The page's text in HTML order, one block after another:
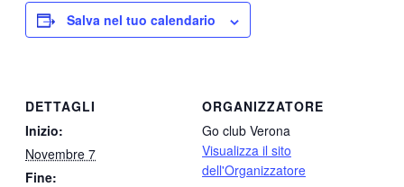
Salva nel tuo calendario
DETTAGLI
Inizio:
Novembre 7
Fine:
ORGANIZZATORE
Go club Verona
Visualizza il sito
dell'Organizzatore